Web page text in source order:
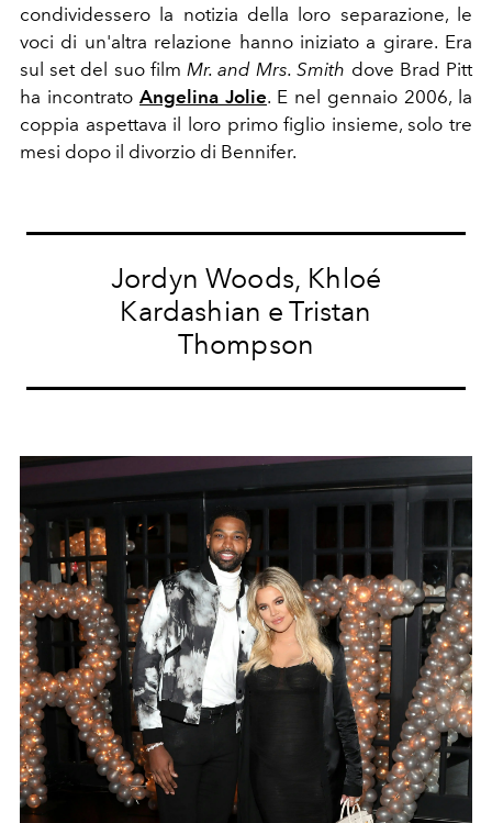
condividessero la notizia della loro separazione, le
voci di un'altra relazione hanno iniziato a girare. Era
sul set del suo film Mr. and Mrs. Smith dove Brad Pitt
ha incontrato Angelina Jolie. E nel gennaio 2006, la
coppia aspettava il loro primo figlio insieme, solo tre
mesi dopo il divorzio di Bennifer.
Jordyn Woods, Khloé
Kardashian e Tristan
Thompson